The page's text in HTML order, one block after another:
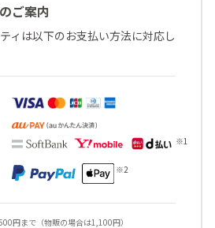
ご案内
ィは以下のお支払い方法に対応し
円まで（物販の場合は1,100円）